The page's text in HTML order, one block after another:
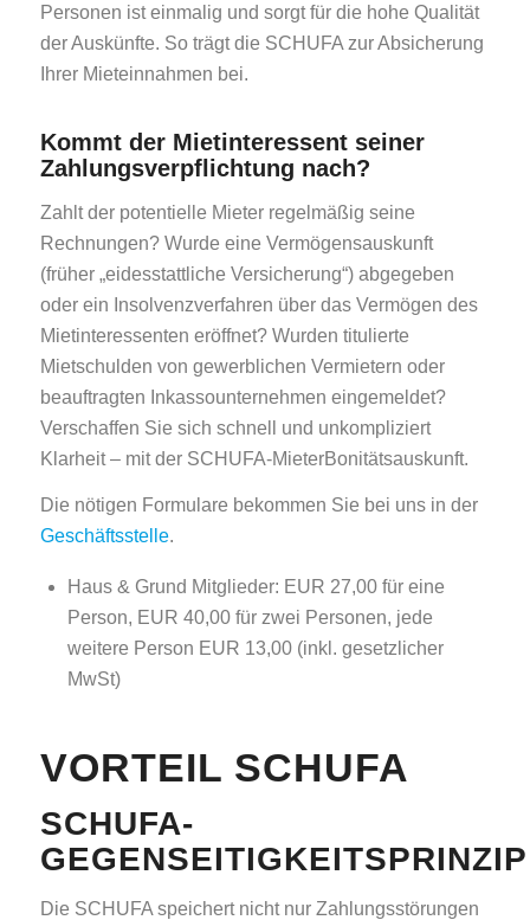
Personen ist einmalig und sorgt für die hohe Qualität
der Auskünfte. So trägt die SCHUFA zur Absicherung
Ihrer Mieteinnahmen bei.
Kommt der Mietinteressent seiner
Zahlungsverpflichtung nach?
Zahlt der potentielle Mieter regelmäßig seine
Rechnungen? Wurde eine Vermögensauskunft
(früher „eidesstattliche Versicherung“) abgegeben
oder ein Insolvenzverfahren über das Vermögen des
Mietinteressenten eröffnet? Wurden titulierte
Mietschulden von gewerblichen Vermietern oder
beauftragten Inkassounternehmen eingemeldet?
Verschaffen Sie sich schnell und unkompliziert
Klarheit – mit der SCHUFA-MieterBonitätsauskunft.
Die nötigen Formulare bekommen Sie bei uns in der
Geschäftsstelle.
Haus & Grund Mitglieder: EUR 27,00 für eine
Person, EUR 40,00 für zwei Personen, jede
weitere Person EUR 13,00 (inkl. gesetzlicher
MwSt)
VORTEIL SCHUFA
SCHUFA-
GEGENSEITIGKEITSPRINZIP
Die SCHUFA speichert nicht nur Zahlungsstörungen